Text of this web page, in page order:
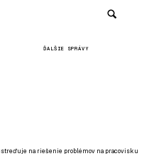
ĎALŠIE SPRÁVY
na riešenie problémov na pracovisku